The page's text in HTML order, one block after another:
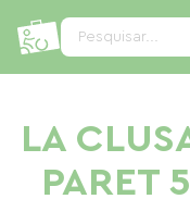
Pesquisar...
LA
PARET
Painel de